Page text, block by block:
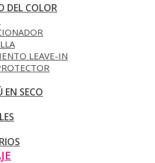
DEL COLOR
LEAVE-IN
EN SECO